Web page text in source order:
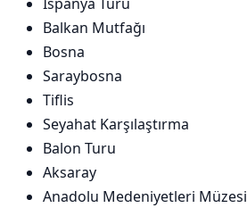
Balkan Mutfağı
Bosna
Saraybosna
Tiflis
Seyahat Karşılaştırma
Balon Turu
Aksaray
Anadolu Medeniyetleri Müzesi